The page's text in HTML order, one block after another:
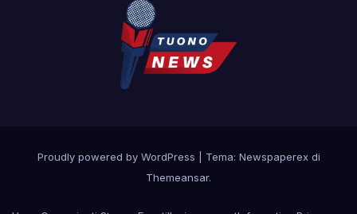
Proudly powered by WordPress
Tema: Newspaperex di
Themeansar.